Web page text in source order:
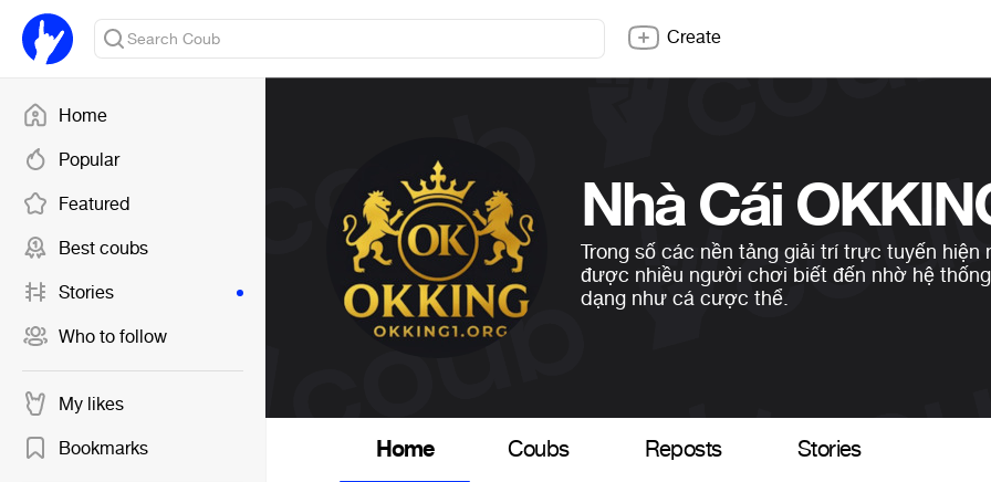
Home
Popular
Featured
Best coubs
Stories
Who to follow
My likes
Bookmarks
Create
Nhà Cái
Trong số các nền tảng giải trí trực tuyến hiện
được nhiều người chơi biết đến nhờ hệ
dạng như cá cược thể.
Home Coubs Reposts Stories